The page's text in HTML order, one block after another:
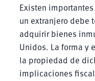
Existen
un extranjero debe
adquirir bienes
Unidos. La forma y
la propiedad de
implicaciones